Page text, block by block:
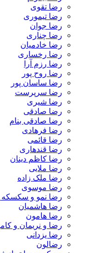
رضا تقوی
رضا تیموری
رضا جوان
رضا چناری
رضا خادمیان
رضا رخساری
رضا رزم آرا
رضا روح پور
رضا ساسان پور
رضا سرپرست
رضا شیری
رضا صادقی
رضا صادقی بنام
رضا فرهادی
رضا قائمی
رضا قندهاری
رضا کاظم دینان
رضا ملایی
رضا ملک زاده
رضا موسوی
رضا نمو و سکسکه
رضا هاشمیان
رضا هامون
رضا و نریمان و
رضا یزدانی
رضالون